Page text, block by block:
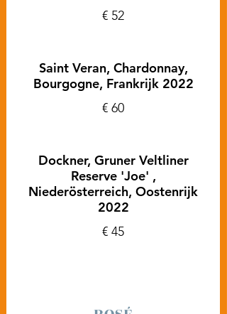
€ 52
Saint Veran, Chardonnay,
Bourgogne, Frankrijk 2022
€ 60
Dockner, Gruner Veltliner
Reserve 'Joe' ,
Niederösterreich, Oostenrijk
2022
€ 45